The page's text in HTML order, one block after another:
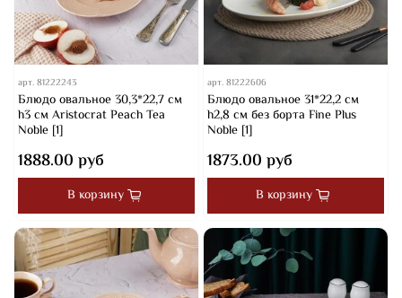
арт.81222243
Блюдо овальное 30,3*22,7 см
h3 см Aristocrat Peach Tea
Noble [1]
1888.00 руб
В корзину
арт.81222606
Блюдо овальное 31*22,2 см
h2,8 см без борта Fine Plus
Noble [1]
1873.00 руб
В корзину